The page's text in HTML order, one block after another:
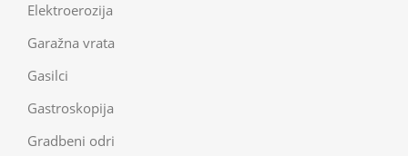
Elektroerozija
Garažna vrata
Gasilci
Gastroskopija
Gradbeni odri